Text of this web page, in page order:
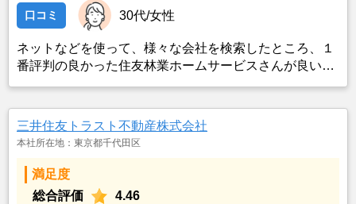
口コミ 30代/女性
ネットなどを使って、様々な会社を検索したところ、１
番評判の良かった住友林業ホームサービスさんが良いの
イスの影響もあった。
三井住友トラスト不動産株式会社
本社所在地：東京都千代田区
満足度
総合評価
4.46